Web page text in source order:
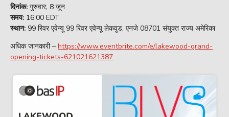
दिनांक: गुरुवार, 8 जून
समय: 16:00 EDT
स्थान: 99 रिवर एवेन्यू 99 रिवर एवेन्यू लेकवुड, एनजे 08701 संयुक्त राज्य अमेरिका
अधिक जानकारी – https://www.eventbrite.com/e/lakewood-grand-
opening-tickets-621021621387